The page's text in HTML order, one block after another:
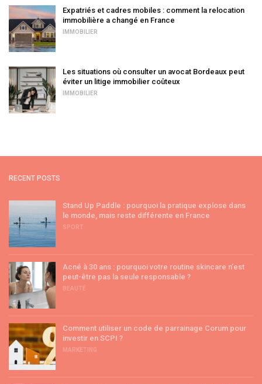
Expatriés et cadres mobiles : comment la relocation
immobilière a changé en France
IMMOBILIER
Les situations où consulter un avocat Bordeaux peut
éviter un litige immobilier coûteux
IMMOBILIER
RECENT POSTS
Stand Up Paddle : pourquoi la pratique explose dans
le monde, mais reste différente en France
SPORT
Acné à 30 ans : pourquoi votre routine skincare n’est
peut-être pas la seule responsable ?
BEAUTÉ
Comment utiliser un code de parrainage Corum pour
investir en SCPI ?
MARKETING